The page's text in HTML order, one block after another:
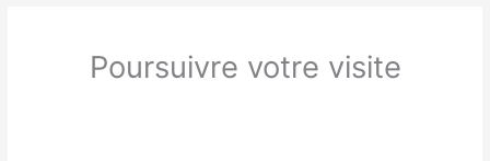
Poursuivre votre visite